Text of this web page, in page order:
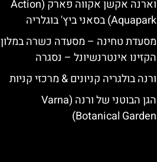
וארנה אקשן אקווה פארק (Action
Aquapark) בסאני ביץ' בוגלריה
מסעדת טחינה – מסעדה כשרה במלון
הקזינו אינטרנשיונל – נסגרה
ורנה בולגריה קניונים & מרכזי קניות
הגן הבוטני של ורנה (Varna
Botanical Garden)